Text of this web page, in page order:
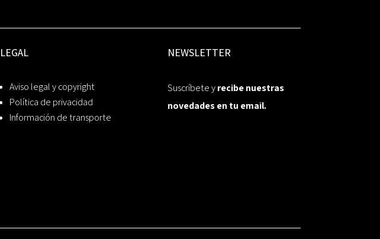
LEGAL
Aviso legal y copyright
Política de privacidad
Información de transporte
NEWSLETTER
Suscríbete yrecibe nuestras
novedades en tu email.